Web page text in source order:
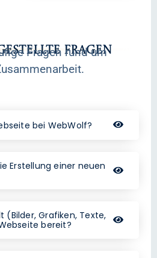
Fragen
Fragen rund um
bei WebWolf?
Erstellung einer neuen
(Bilder, Grafiken, Texte,
bereit?